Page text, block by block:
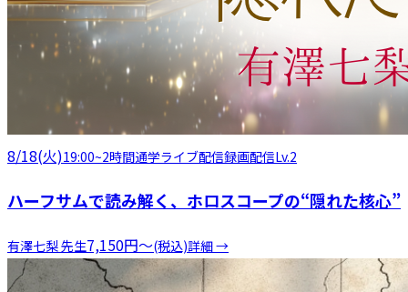
8/18(火)19:00~2時間通学ライブ配信録画配信Lv.2
ハーフサムで読み解く、ホロスコープの“隠れた核心”
有澤七梨先生7,150円〜(税込)詳細 →